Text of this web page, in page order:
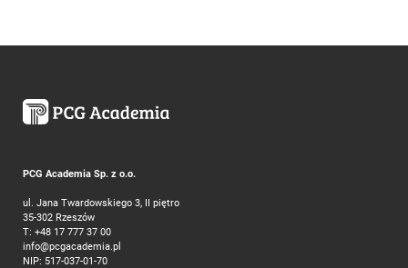
PCG Academia Sp. z o.o.
ul. Jana Twardowskiego 3, II piętro
35-302 Rzeszów
T: +48 17 777 37 00
info@pcgacademia.pl
NIP: 517-037-01-70